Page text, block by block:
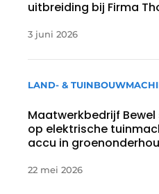
uitbreiding bij Firma
3 juni 2026
LAND- &
Maatwerkbedrijf
op elektrische
accu in
22 mei 2026